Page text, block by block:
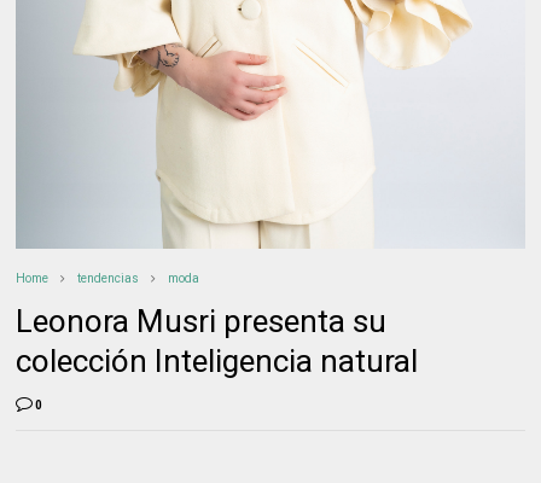
Home tendencias moda
Leonora Musri presenta su
colección Inteligencia natural
0